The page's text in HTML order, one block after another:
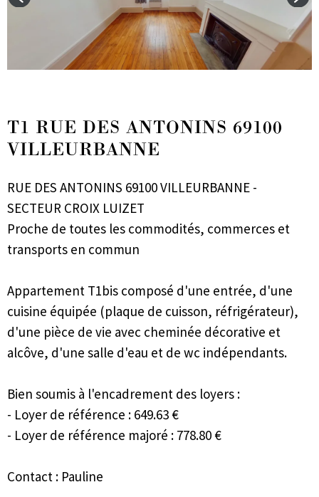
T1 RUE DES ANTONINS 69100
VILLEURBANNE
RUE DES ANTONINS 69100 VILLEURBANNE -
SECTEUR CROIX LUIZET
Proche de toutes les commodités, commerces et
transports en commun
Appartement T1bis composé d'une entrée, d'une
cuisine équipée (plaque de cuisson, réfrigérateur),
d'une pièce de vie avec cheminée décorative et
alcôve, d'une salle d'eau et de wc indépendants.
Bien soumis à l'encadrement des loyers :
- Loyer de référence : 649.63 €
- Loyer de référence majoré : 778.80 €
Contact : Pauline